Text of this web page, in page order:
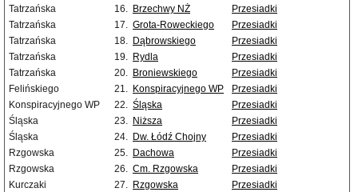
Tatrzańska
16. Brzechwy NŻ
Przesiadki
Tatrzańska
17. Grota-Roweckiego
Przesiadki
Tatrzańska
18. Dąbrowskiego
Przesiadki
Tatrzańska
19. Rydla
Przesiadki
Tatrzańska
20. Broniewskiego
Przesiadki
Felińskiego
21. Konspiracyjnego WP
Przesiadki
Konspiracyjnego WP
22. Śląska
Przesiadki
Śląska
23. Niższa
Przesiadki
Śląska
24. Dw. Łódź Chojny
Przesiadki
Rzgowska
25. Dachowa
Przesiadki
Rzgowska
26. Cm. Rzgowska
Przesiadki
Kurczaki
27. Rzgowska
Przesiadki